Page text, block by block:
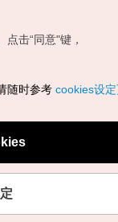
点击“同意"键，
随时参考 cookies设